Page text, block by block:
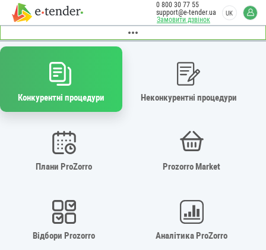
Замовити дзвінок
0 800 30 77 55
support@e-tender.ua
UK
Конкурентні процедури Неконкурентні процедури
Плани ProZorro Prozorro Market
Відбори Prozorro Аналітика ProZorro